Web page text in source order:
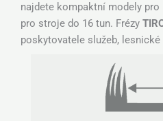
najdete kompaktní modely
pro stroje do 16 tun. Frézy
poskytovatele služeb, lesnické